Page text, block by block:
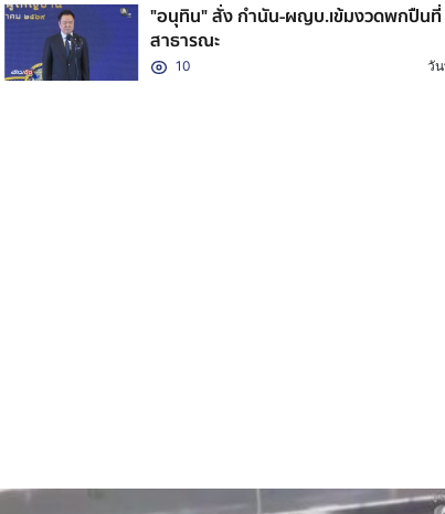
"อนุทิน" สั่ง กำนัน-ผญบ.เข้มงวดพกปืนที่
สาธารณะ
10 วั